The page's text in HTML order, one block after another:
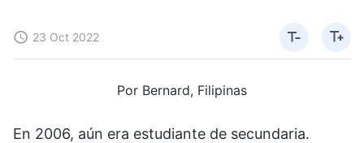
23 Oct 2022
Por Bernard, Filipinas
En 2006, aún era estudiante de secundaria.